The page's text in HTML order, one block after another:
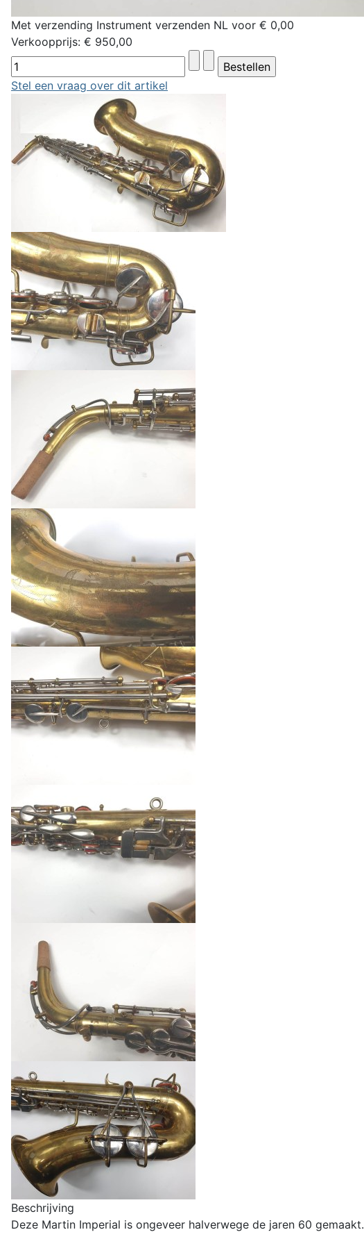
Met verzending Instrument verzenden NL voor € 0,00
Verkoopprijs: € 950,00
Stel een vraag over dit artikel
Beschrijving
Deze Martin Imperial is ongeveer halverwege de jaren 60 gemaakt.